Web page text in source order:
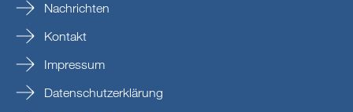
Nachrichten
Kontakt
Impressum
Datenschutzerklärung